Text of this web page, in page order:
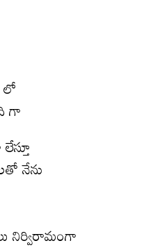
లో
గా
నేను
నిర్విరామంగా